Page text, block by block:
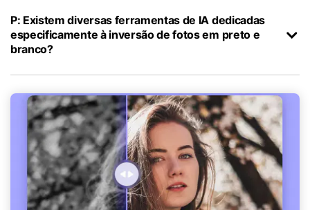
P: Existem diversas ferramentas de IA dedicadas
especificamente à inversão de fotos em preto e
branco?